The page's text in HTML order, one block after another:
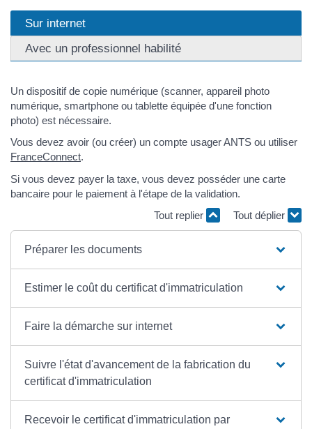
Sur internet
Avec un professionnel habilité
Un dispositif de copie numérique (scanner, appareil photo
numérique, smartphone ou tablette équipée d'une fonction
photo) est nécessaire.
Vous devez avoir (ou créer) un compte usager ANTS ou utiliser
FranceConnect.
Si vous devez payer la taxe, vous devez posséder une carte
bancaire pour le paiement à l'étape de la validation.
Tout replier
Tout déplier
Préparer les documents
Estimer le coût du certificat d'immatriculation
Faire la démarche sur internet
Suivre l'état d'avancement de la fabrication du
certificat d'immatriculation
Recevoir le certificat d'immatriculation par